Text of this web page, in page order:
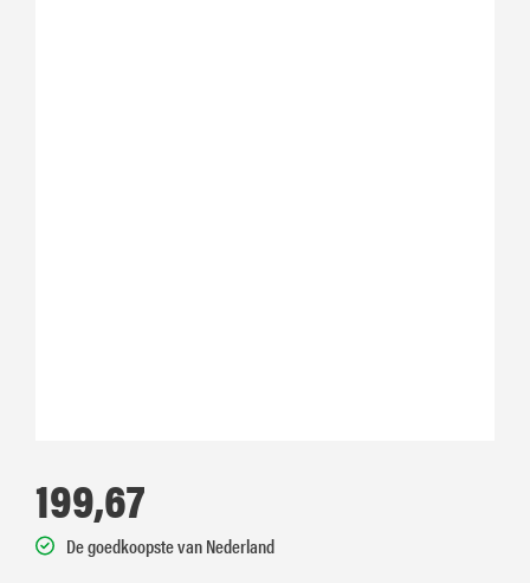
199,67
De goedkoopste van Nederland